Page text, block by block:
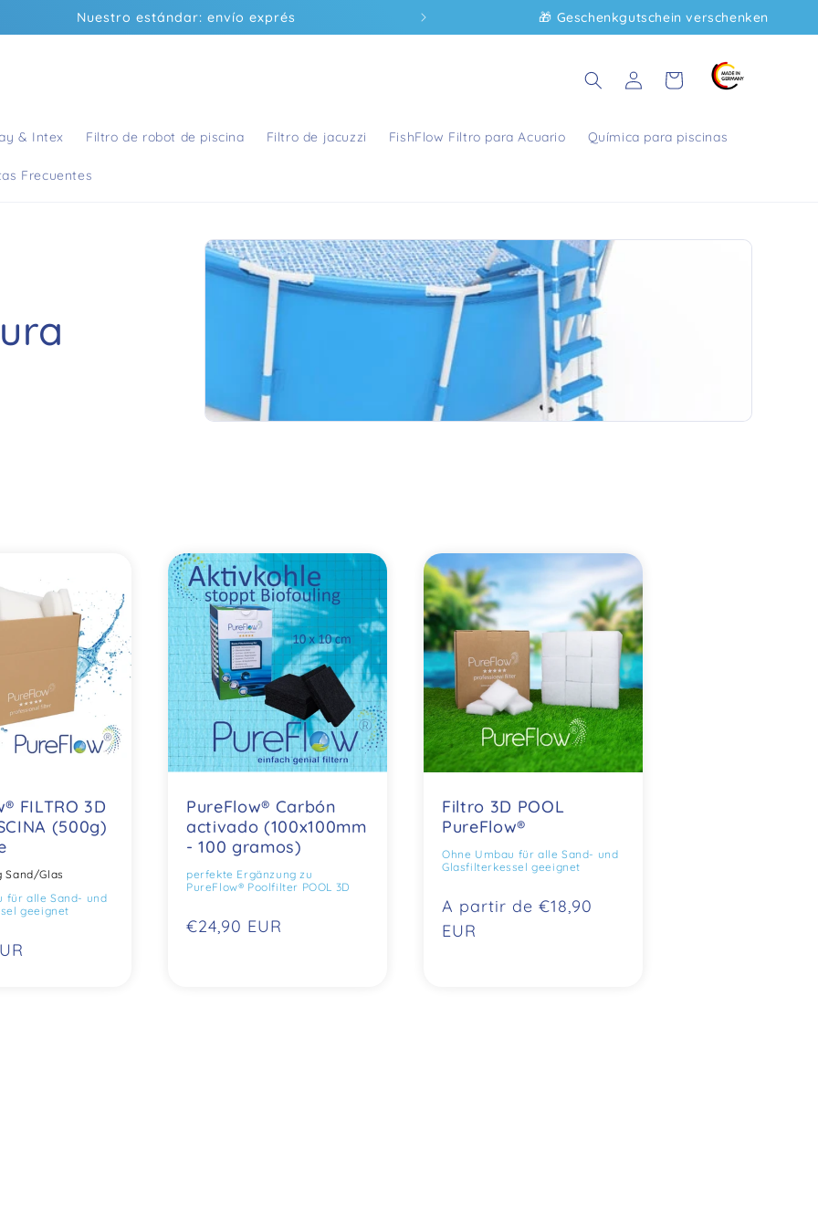
Nuestro estándar: envío exprés Envío gratuito a partir de 50€ dentro de Alemania
🎁 Geschenkgutschein verschenken
& Intex Filtro de robot de piscina Filtro de jacuzzi FishFlow Filtro para Acuario Química para piscinas
Frecuentes
sesión
FILTRO 3D
(500g)
Sand/Glas
für alle Sand- und
geeignet
PureFlow® Carbón
activado (100x100mm
- 100 gramos)
perfekte Ergänzung zu
PureFlow® Poolfilter POOL 3D
Precio
€24,90 EUR
Filtro 3D POOL
PureFlow®
Ohne Umbau für alle Sand- und
Glasfilterkessel geeignet
Precio
normal
A partir de €18,90
EUR